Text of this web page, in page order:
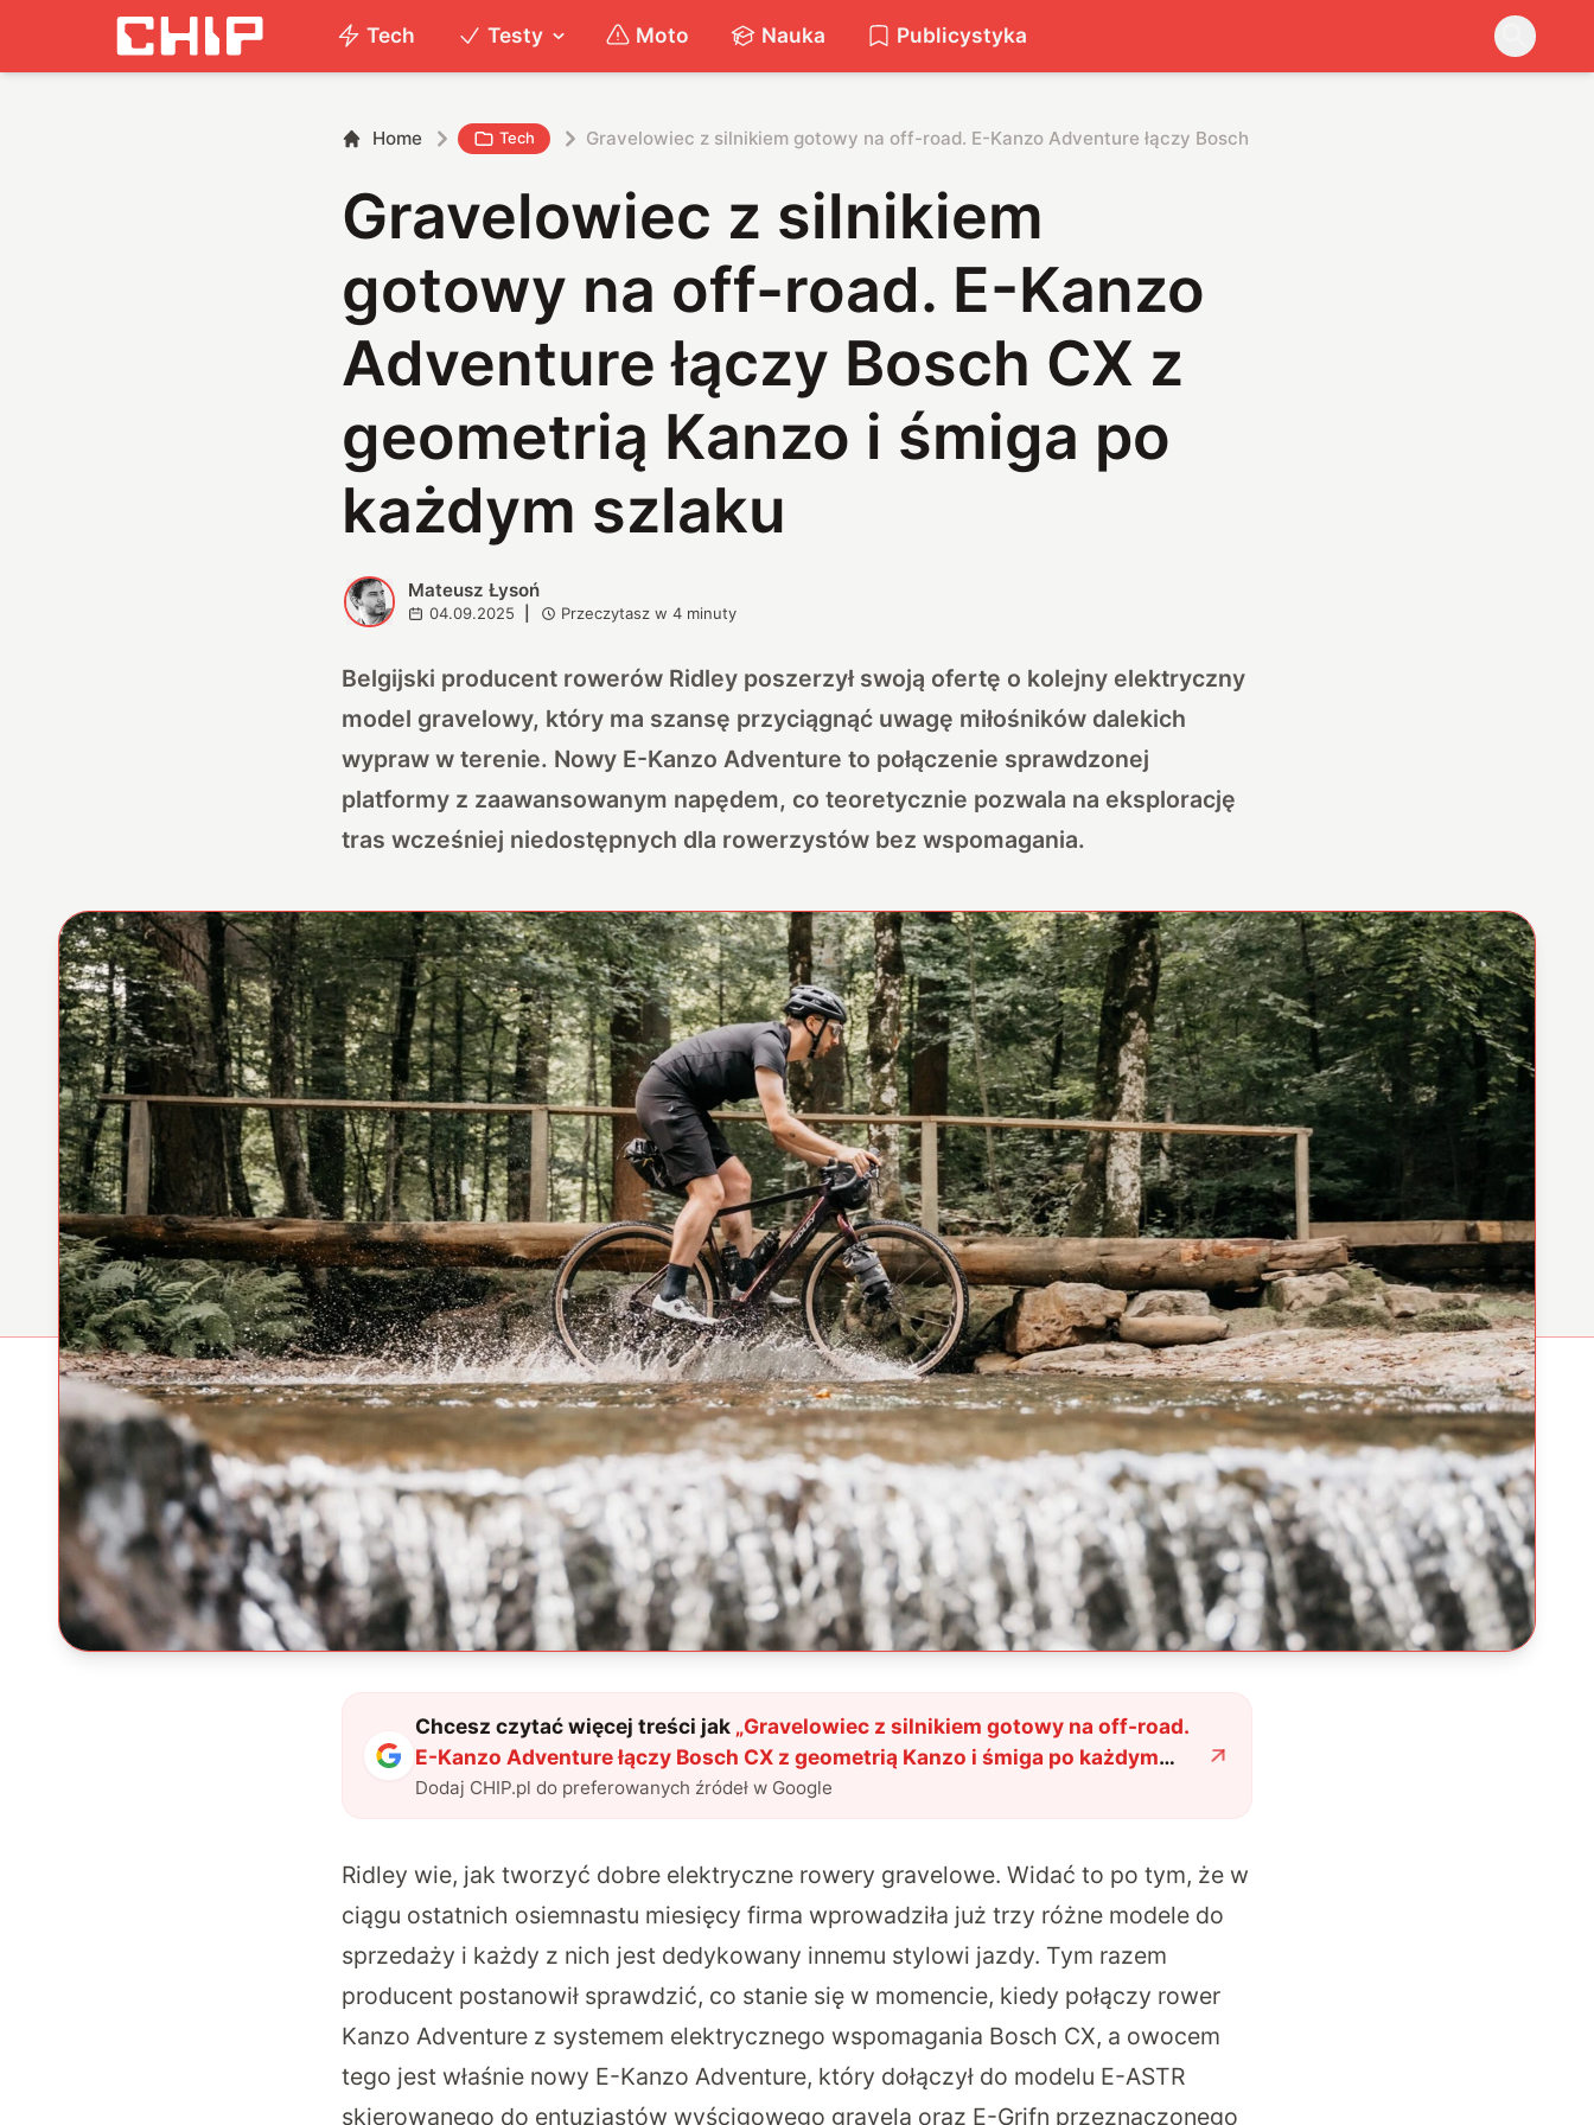
Tech Testy Moto Nauka Publicystyka
Home Tech Gravelowiec z silnikiem gotowy na off-road. E-Kanzo Adventure łączy Bosch CX z geometrią Kanzo i śmiga po
Gravelowiec z silnikiem
gotowy na off-road. E-Kanzo
Adventure łączy Bosch CX z
geometrią Kanzo i śmiga po
każdym szlaku
M Mateusz Łysoń
04.09.2025 Przeczytasz w4 minuty
Belgijski producent rowerów Ridley poszerzył swoją ofertę o kolejny elektryczny
model gravelowy, który ma szansę przyciągnąć uwagę miłośników dalekich
wypraw w terenie. Nowy E-Kanzo Adventure to połączenie sprawdzonej
platformy z zaawansowanym napędem, co teoretycznie pozwala na eksplorację
tras wcześniej niedostępnych dla rowerzystów bez wspomagania.
Chcesz czytać więcej treści jak „Gravelowiec z silnikiem gotowy na off-road.
E-Kanzo Adventure łączy Bosch CX z geometrią Kanzo i śmiga po każdym
szlaku"?
Dodaj CHIP.pl do preferowanych źródeł w Google
Ridley wie, jak tworzyć dobre elektryczne rowery gravelowe. Widać to po tym, że w
ciągu ostatnich osiemnastu miesięcy firma wprowadziła już trzy różne modele do
sprzedaży i każdy z nich jest dedykowany innemu stylowi jazdy. Tym razem
producent postanowił sprawdzić, co stanie się w momencie, kiedy połączy rower
Kanzo Adventure z systemem elektrycznego wspomagania Bosch CX, a owocem
tego jest właśnie nowy E-Kanzo Adventure, który dołączył do modelu E-ASTR
skierowanego do entuzjastów wyścigowego gravela oraz E-Grifn przeznaczonego